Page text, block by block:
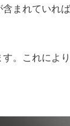
まれていれ
。これによ